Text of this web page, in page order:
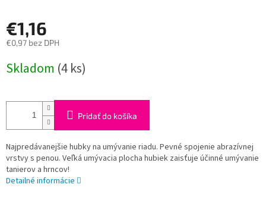
€1,16
€0,97 bez DPH
cena:
Skladom (4 ks)
Pridať do košíka
Najpredávanejšie hubky na umývanie riadu. Pevné spojenie abrazívnej
vrstvy s penou. Veľká umývacia plocha hubiek zaisťuje účinné umývanie
tanierov a hrncov!
Detailné informácie